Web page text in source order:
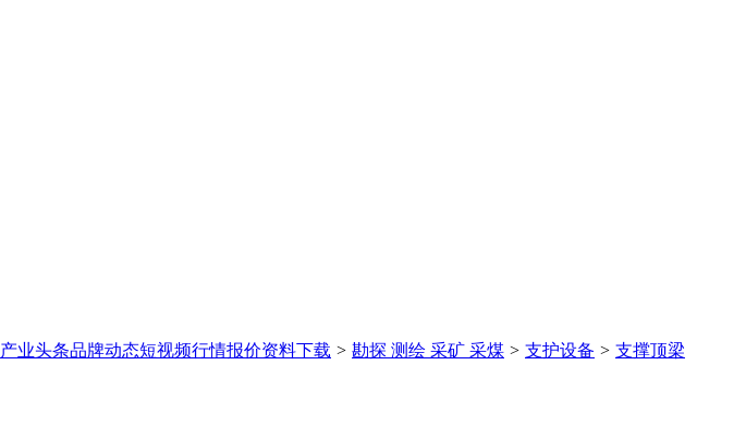
产业头条品牌动态短视频行情报价资料下载 > 勘探 测绘 采矿 采煤 > 支护设备 > 支撑顶梁